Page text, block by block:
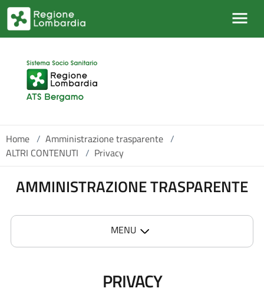
Salta al contenuto principale
Home / Amministrazione trasparente /
ALTRI CONTENUTI / Privacy
AMMINISTRAZIONE TRASPARENTE
MENU
PRIVACY